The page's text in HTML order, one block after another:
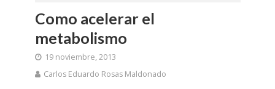
Como acelerar el
metabolismo
19 noviembre, 2013
Carlos Eduardo Rosas Maldonado